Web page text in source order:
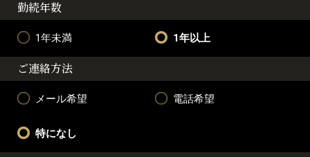
勤続年数
1年未満 1年以上
ご連絡方法
メール希望 電話希望
特になし